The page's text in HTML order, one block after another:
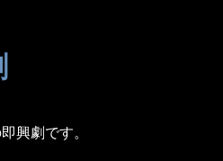
興劇です。